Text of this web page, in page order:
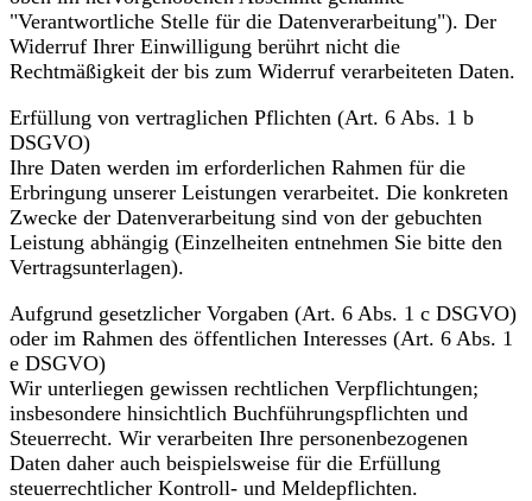
"Verantwortliche Stelle für die Datenverarbeitung"). Der
Widerruf Ihrer Einwilligung berührt nicht die
Rechtmäßigkeit der bis zum Widerruf verarbeiteten Daten.
Erfüllung von vertraglichen Pflichten (Art. 6 Abs. 1 b
DSGVO)
Ihre Daten werden im erforderlichen Rahmen für die
Erbringung unserer Leistungen verarbeitet. Die konkreten
Zwecke der Datenverarbeitung sind von der gebuchten
Leistung abhängig (Einzelheiten entnehmen Sie bitte den
Vertragsunterlagen).
Aufgrund gesetzlicher Vorgaben (Art. 6 Abs. 1 c DSGVO)
oder im Rahmen des öffentlichen Interesses (Art. 6 Abs. 1
e DSGVO)
Wir unterliegen gewissen rechtlichen Verpflichtungen;
insbesondere hinsichtlich Buchführungspflichten und
Steuerrecht. Wir verarbeiten Ihre personenbezogenen
Daten daher auch beispielsweise für die Erfüllung
steuerrechtlicher Kontroll- und Meldepflichten.